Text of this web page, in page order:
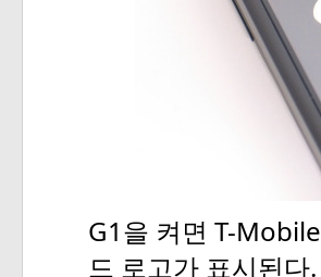
G1 을 켜면 T-Mobile
드 로고가 표시된다.